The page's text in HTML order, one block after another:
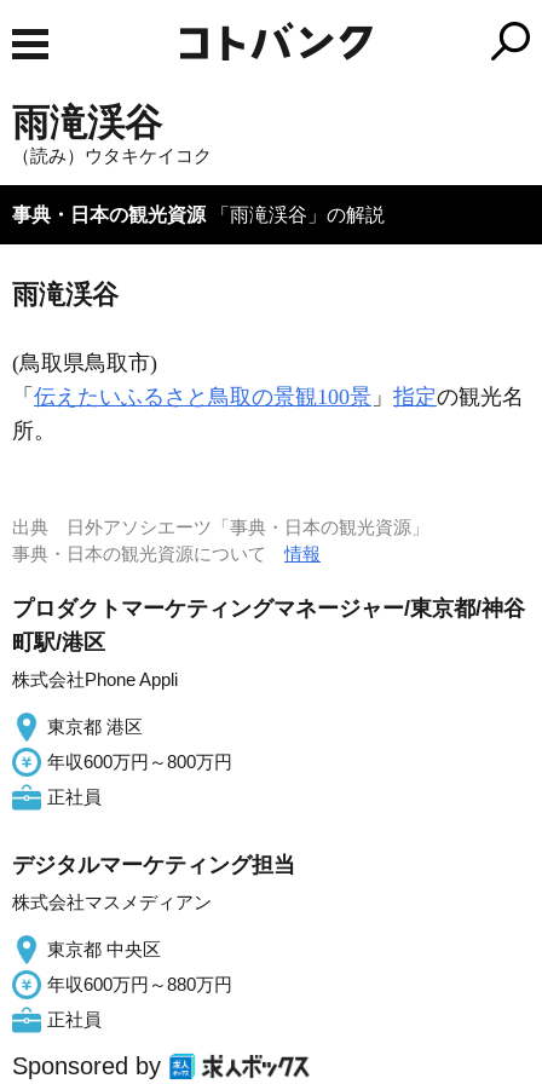
雨滝渓谷
（読み）ウタキケイコク
事典・日本の観光資源 「雨滝渓谷」の解説
雨滝渓谷
(鳥取県鳥取市)
「 伝えたいふるさと鳥取の景観100景 」 指定の観光名
所。
出典
日外アソシエーツ「事典・日本の観光資源」
事典・日本の観光資源について情報
プロダクトマーケティングマネージャー/東京都/神谷
町駅/港区
株式会社Phone Appli
東京都 港区
年収600万円～800万円
正社員
デジタルマーケティング担当
株式会社マスメディアン
東京都 中央区
年収600万円～880万円
正社員
Sponsored by